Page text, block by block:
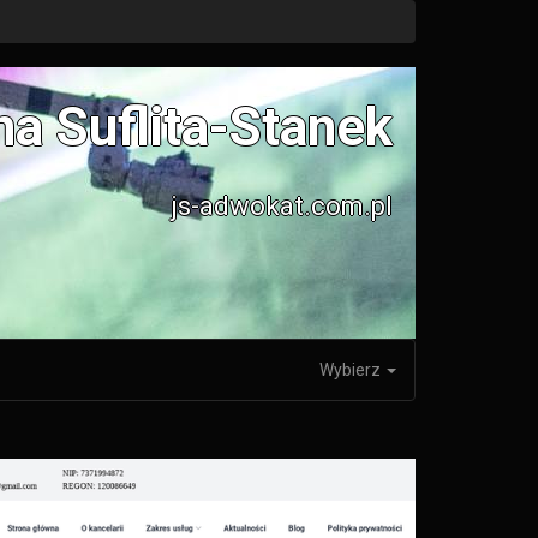
Suflita-Stanek
js-adwokat.com.pl
Wybierz